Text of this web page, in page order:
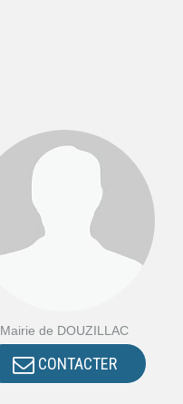
Mairie de DOUZILLAC
CONTACTER